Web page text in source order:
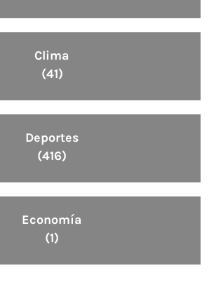
Clima
(41)
Deportes
(416)
Economía
(1)